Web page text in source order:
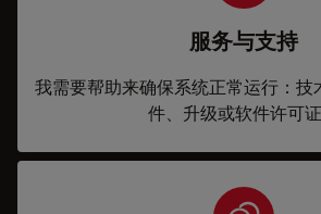
服务与支持
我需要帮助来确保系统正常运行：技
件、升级或软件许可证